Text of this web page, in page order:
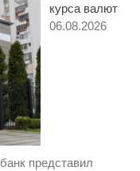
курса валют
06.08.2026
представил
i